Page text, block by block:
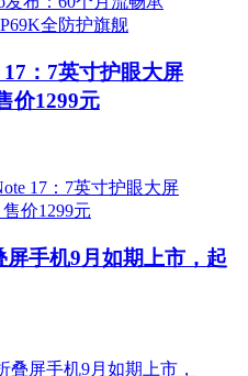
：7英寸护眼大屏
价1299元
手机9月如期上市，起